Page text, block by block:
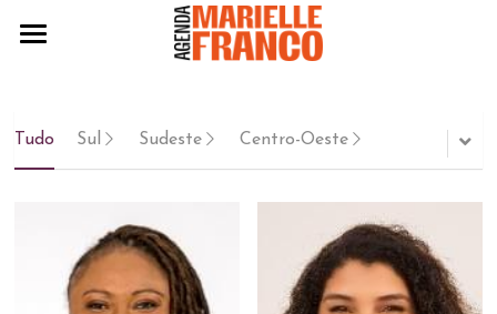
Eleitas 2024
Políticas
Edição 2022
Tudo Sul Sudeste Centro-Oeste